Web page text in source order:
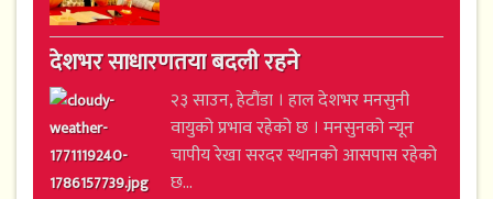
देशभर साधारणतया बदली रहने
२३ साउन, हेटौंडा । हाल देशभर मनसुनी
वायुको प्रभाव रहेको छ । मनसुनको न्यून
चापीय रेखा सरदर स्थानको आसपास रहेको
छ...